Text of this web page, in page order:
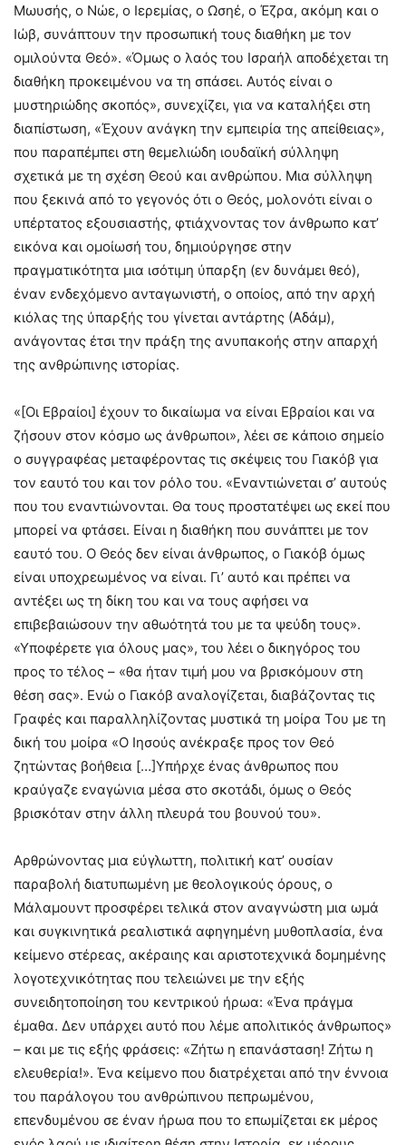
Μωυσής, ο Νώε, ο Ιερεμίας, ο Ωσηέ, ο Έζρα, ακόμη και ο
Ιώβ, συνάπτουν την προσωπική τους διαθήκη με τον
ομιλούντα Θεό». «Όμως ο λαός του Ισραήλ αποδέχεται τη
διαθήκη προκειμένου να τη σπάσει. Αυτός είναι ο
μυστηριώδης σκοπός», συνεχίζει, για να καταλήξει στη
διαπίστωση, «Έχουν ανάγκη την εμπειρία της απείθειας»,
που παραπέμπει στη θεμελιώδη ιουδαϊκή σύλληψη
σχετικά με τη σχέση Θεού και ανθρώπου. Μια σύλληψη
που ξεκινά από το γεγονός ότι ο Θεός, μολονότι είναι ο
υπέρτατος εξουσιαστής, φτιάχνοντας τον άνθρωπο κατ’
εικόνα και ομοίωσή του, δημιούργησε στην
πραγματικότητα μια ισότιμη ύπαρξη (εν δυνάμει θεό),
έναν ενδεχόμενο ανταγωνιστή, ο οποίος, από την αρχή
κιόλας της ύπαρξής του γίνεται αντάρτης (Αδάμ),
ανάγοντας έτσι την πράξη της ανυπακοής στην απαρχή
της ανθρώπινης ιστορίας.
«[Οι Εβραίοι] έχουν το δικαίωμα να είναι Εβραίοι και να
ζήσουν στον κόσμο ως άνθρωποι», λέει σε κάποιο σημείο
ο συγγραφέας μεταφέροντας τις σκέψεις του Γιακόβ για
τον εαυτό του και τον ρόλο του. «Εναντιώνεται σ’ αυτούς
που του εναντιώνονται. Θα τους προστατέψει ως εκεί που
μπορεί να φτάσει. Είναι η διαθήκη που συνάπτει με τον
εαυτό του. Ο Θεός δεν είναι άνθρωπος, ο Γιακόβ όμως
είναι υποχρεωμένος να είναι. Γι’ αυτό και πρέπει να
αντέξει ως τη δίκη του και να τους αφήσει να
επιβεβαιώσουν την αθωότητά του με τα ψεύδη τους».
«Υποφέρετε για όλους μας», του λέει ο δικηγόρος του
προς το τέλος – «θα ήταν τιμή μου να βρισκόμουν στη
θέση σας». Ενώ ο Γιακόβ αναλογίζεται, διαβάζοντας τις
Γραφές και παραλληλίζοντας μυστικά τη μοίρα Του με τη
δική του μοίρα «Ο Ιησούς ανέκραξε προς τον Θεό
ζητώντας βοήθεια […]Υπήρχε ένας άνθρωπος που
κραύγαζε εναγώνια μέσα στο σκοτάδι, όμως ο Θεός
βρισκόταν στην άλλη πλευρά του βουνού του».
Αρθρώνοντας μια εύγλωττη, πολιτική κατ’ ουσίαν
παραβολή διατυπωμένη με θεολογικούς όρους, ο
Μάλαμουντ προσφέρει τελικά στον αναγνώστη μια ωμά
και συγκινητικά ρεαλιστικά αφηγημένη μυθοπλασία, ένα
κείμενο στέρεας, ακέραιης και αριστοτεχνικά δομημένης
λογοτεχνικότητας που τελειώνει με την εξής
συνειδητοποίηση του κεντρικού ήρωα: «Ένα πράγμα
έμαθα. Δεν υπάρχει αυτό που λέμε απολιτικός άνθρωπος»
– και με τις εξής φράσεις: «Ζήτω η επανάσταση! Ζήτω η
ελευθερία!». Ένα κείμενο που διατρέχεται από την έννοια
του παράλογου του ανθρώπινου πεπρωμένου,
επενδυμένου σε έναν ήρωα που το επωμίζεται εκ μέρος